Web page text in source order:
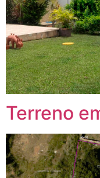
Terreno